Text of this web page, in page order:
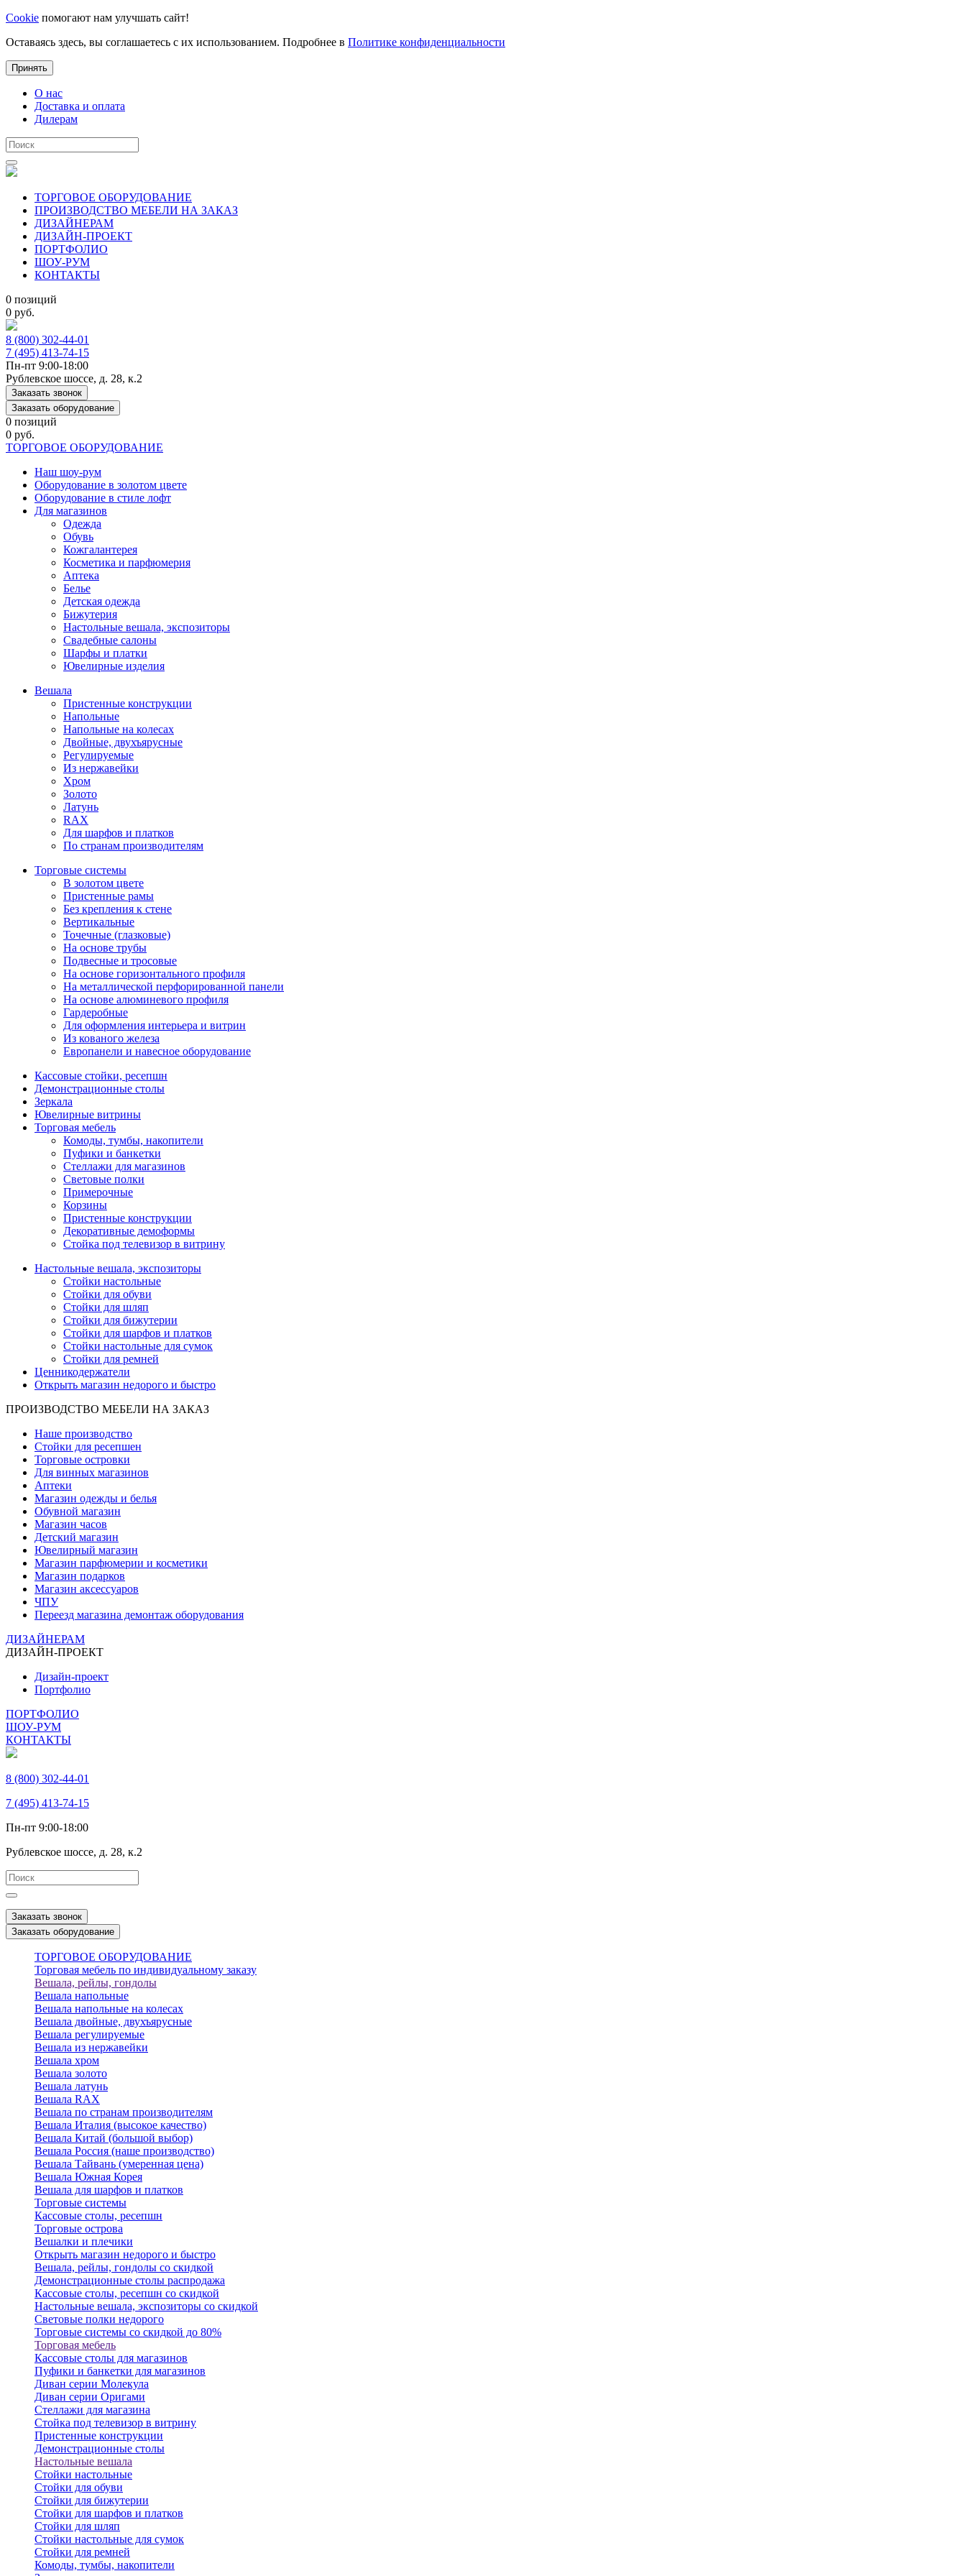
Cookie помогают нам улучшать сайт!
Оставаясь здесь, вы соглашаетесь с их использованием. Подробнее в Политике конфиденциальности
Принять
О нас
Доставка и оплата
Дилерам
ТОРГОВОЕ ОБОРУДОВАНИЕ
ПРОИЗВОДСТВО МЕБЕЛИ НА ЗАКАЗ
ДИЗАЙНЕРАМ
ДИЗАЙН-ПРОЕКТ
ПОРТФОЛИО
ШОУ-РУМ
КОНТАКТЫ
0 позиций
0 руб.
8 (800) 302-44-01
7 (495) 413-74-15
Пн-пт 9:00-18:00
Рублевское шоссе, д. 28, к.2
Заказать звонок
Заказать оборудование
0 позиций
0 руб.
ТОРГОВОЕ ОБОРУДОВАНИЕ
Наш шоу-рум
Оборудование в золотом цвете
Оборудование в стиле лофт
Для магазинов
Одежда
Обувь
Кожгалантерея
Косметика и парфюмерия
Аптека
Белье
Детская одежда
Бижутерия
Настольные вешала, экспозиторы
Свадебные салоны
Шарфы и платки
Ювелирные изделия
Вешала
Пристенные конструкции
Напольные
Напольные на колесах
Двойные, двухъярусные
Регулируемые
Из нержавейки
Хром
Золото
Латунь
RAX
Для шарфов и платков
По странам производителям
Торговые системы
В золотом цвете
Пристенные рамы
Без крепления к стене
Вертикальные
Точечные (глазковые)
На основе трубы
Подвесные и тросовые
На основе горизонтального профиля
На металлической перфорированной панели
На основе алюминевого профиля
Гардеробные
Для оформления интерьера и витрин
Из кованого железа
Европанели и навесное оборудование
Кассовые стойки, ресепшн
Демонстрационные столы
Зеркала
Ювелирные витрины
Торговая мебель
Комоды, тумбы, накопители
Пуфики и банкетки
Стеллажи для магазинов
Световые полки
Примерочные
Корзины
Пристенные конструкции
Декоративные демоформы
Стойка под телевизор в витрину
Настольные вешала, экспозиторы
Стойки настольные
Стойки для обуви
Стойки для шляп
Стойки для бижутерии
Стойки для шарфов и платков
Стойки настольные для сумок
Стойки для ремней
Ценникодержатели
Открыть магазин недорого и быстро
ПРОИЗВОДСТВО МЕБЕЛИ НА ЗАКАЗ
Наше производство
Стойки для ресепшен
Торговые островки
Для винных магазинов
Аптеки
Магазин одежды и белья
Обувной магазин
Магазин часов
Детский магазин
Ювелирный магазин
Магазин парфюмерии и косметики
Магазин подарков
Магазин аксессуаров
ЧПУ
Переезд магазина демонтаж оборудования
ДИЗАЙНЕРАМ
ДИЗАЙН-ПРОЕКТ
Дизайн-проект
Портфолио
ПОРТФОЛИО
ШОУ-РУМ
КОНТАКТЫ
8 (800) 302-44-01
7 (495) 413-74-15
Пн-пт 9:00-18:00
Рублевское шоссе, д. 28, к.2
Заказать звонок
Заказать оборудование
ТОРГОВОЕ ОБОРУДОВАНИЕ
Торговая мебель по индивидуальному заказу
Вешала, рейлы, гондолы
Вешала напольные
Вешала напольные на колесах
Вешала двойные, двухъярусные
Вешала регулируемые
Вешала из нержавейки
Вешала хром
Вешала золото
Вешала латунь
Вешала RAX
Вешала по странам производителям
Вешала Италия (высокое качество)
Вешала Китай (большой выбор)
Вешала Россия (наше производство)
Вешала Тайвань (умеренная цена)
Вешала Южная Корея
Вешала для шарфов и платков
Торговые системы
Кассовые столы, ресепшн
Торговые острова
Вешалки и плечики
Открыть магазин недорого и быстро
Вешала, рейлы, гондолы со скидкой
Демонстрационные столы распродажа
Кассовые столы, ресепшн со скидкой
Настольные вешала, экспозиторы со скидкой
Световые полки недорого
Торговые системы со скидкой до 80%
Торговая мебель
Кассовые столы для магазинов
Пуфики и банкетки для магазинов
Диван серии Молекула
Диван серии Оригами
Стеллажи для магазина
Стойка под телевизор в витрину
Пристенные конструкции
Демонстрационные столы
Настольные вешала
Стойки настольные
Стойки для обуви
Стойки для бижутерии
Стойки для шарфов и платков
Стойки для шляп
Стойки настольные для сумок
Стойки для ремней
Комоды, тумбы, накопители